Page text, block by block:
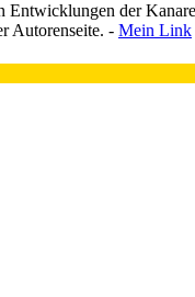
der
Autorenseite. - Mein Link